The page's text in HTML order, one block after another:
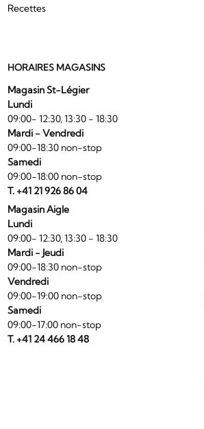
Recettes
HORAIRES MAGASINS
Magasin St-Légier
Lundi
09:00- 12:30, 13:30 - 18:30
Mardi - Vendredi
09:00-18:30 non-stop
Samedi
09:00-18:00 non-stop
T. +41 21 926 86 04
Magasin Aigle
Lundi
09:00- 12:30, 13:30 - 18:30
Mardi - Jeudi
09:00-18:30 non-stop
Vendredi
09:00-19:00 non-stop
Samedi
09:00-17:00 non-stop
T. +41 24 466 18 48